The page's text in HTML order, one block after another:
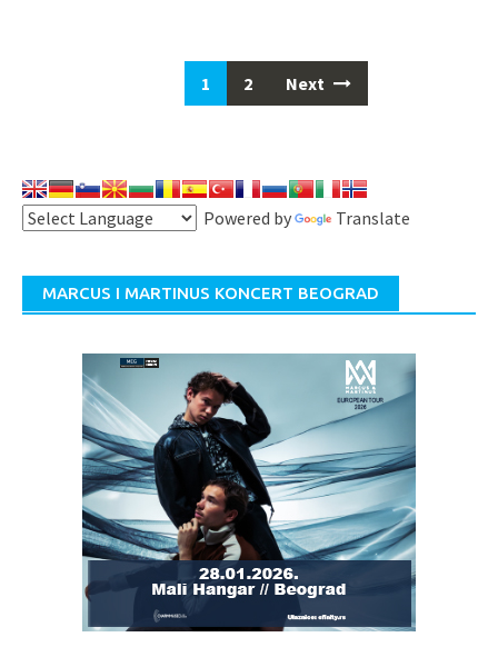
1 2 Next
Powered by Translate
MARCUS I MARTINUS KONCERT BEOGRAD